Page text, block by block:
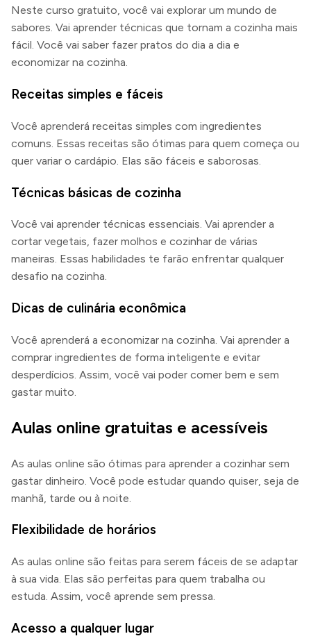
Neste curso gratuito, você vai explorar um mundo de
sabores. Vai aprender técnicas que tornam a cozinha mais
fácil. Você vai saber fazer pratos do dia a dia e
economizar na cozinha.
Receitas simples e fáceis
Você aprenderá receitas simples com ingredientes
comuns. Essas receitas são ótimas para quem começa ou
quer variar o cardápio. Elas são fáceis e saborosas.
Técnicas básicas de cozinha
Você vai aprender técnicas essenciais. Vai aprender a
cortar vegetais, fazer molhos e cozinhar de várias
maneiras. Essas habilidades te farão enfrentar qualquer
desafio na cozinha.
Dicas de culinária econômica
Você aprenderá a economizar na cozinha. Vai aprender a
comprar ingredientes de forma inteligente e evitar
desperdícios. Assim, você vai poder comer bem e sem
gastar muito.
Aulas online gratuitas e acessíveis
As aulas online são ótimas para aprender a cozinhar sem
gastar dinheiro. Você pode estudar quando quiser, seja de
manhã, tarde ou à noite.
Flexibilidade de horários
As aulas online são feitas para serem fáceis de se adaptar
à sua vida. Elas são perfeitas para quem trabalha ou
estuda. Assim, você aprende sem pressa.
Acesso a qualquer lugar